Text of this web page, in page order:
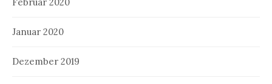
Januar 2020
Dezember 2019